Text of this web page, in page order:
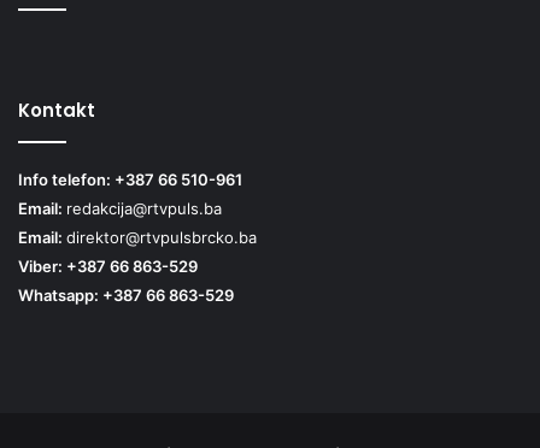
Kontakt
Info telefon: +387 66 510-961
Email: redakcija@rtvpuls.ba
Email: direktor@rtvpulsbrcko.ba
Viber: +387 66 863-529
Whatsapp: +387 66 863-529